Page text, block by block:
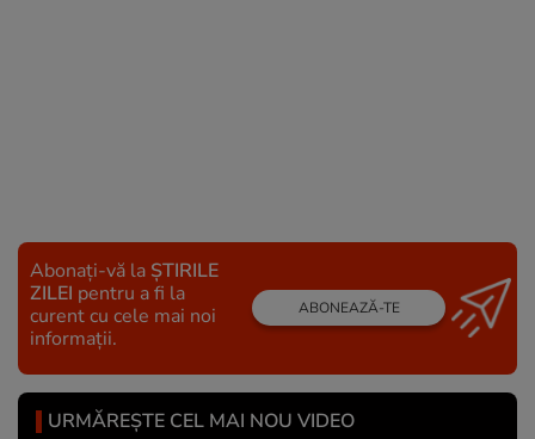
Abonați-vă la ȘTIRILE
ZILEI pentru a fi la
curent cu cele mai noi
informații.
ABONEAZĂ-TE
URMĂREȘTE CEL MAI NOU VIDEO